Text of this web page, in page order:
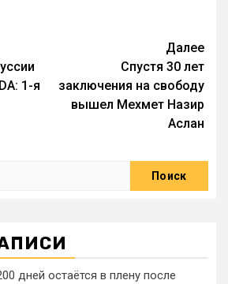
1-я
Далее
Спустя 30 лет
заключения на свободу
вышел Мехмет Назир
Аслан
дней остаётся в плену после